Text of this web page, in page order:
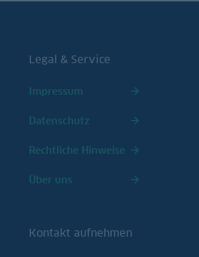
Legal & Service
Impressum
Datenschutz
Rechtliche Hinweise
Über uns
Kontakt aufnehmen